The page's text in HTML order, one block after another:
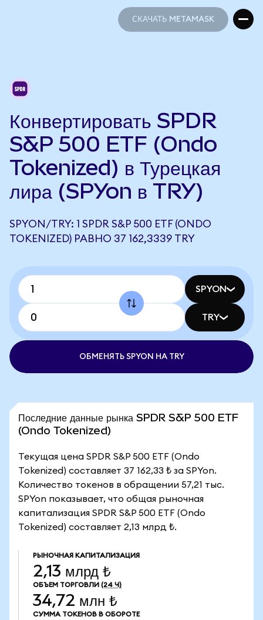
СКАЧАТЬ METAMASK
Конвертировать SPDR
S&P 500 ETF (Ondo
Tokenized) в Турецкая
лира (SPYon в TRY)
SPYON/TRY: 1 SPDR S&P 500 ETF (ONDO
TOKENIZED) РАВНО 37 162,3339 TRY
SPYON
TRY
ОБМЕНЯТЬ SPYON НА TRY
Последние данные рынка SPDR S&P 500 ETF
(Ondo Tokenized)
Текущая цена SPDR S&P 500 ETF (Ondo
Tokenized) составляет 37 162,33 ₺ за SPYon.
Количество токенов в обращении 57,21 тыс.
SPYon показывает, что общая рыночная
капитализация SPDR S&P 500 ETF (Ondo
Tokenized) составляет 2,13 млрд ₺.
РЫНОЧНАЯ КАПИТАЛИЗАЦИЯ
2,13 млрд ₺
ОБЪЕМ ТОРГОВЛИ (24 Ч)
34,72 млн ₺
СУММА ТОКЕНОВ В ОБОРОТЕ